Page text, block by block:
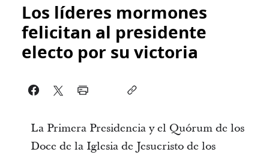
Los líderes mormones
felicitan al presidente
electo por su victoria
La Primera Presidencia y el Quórum de los
Doce de la Iglesia de Jesucristo de los